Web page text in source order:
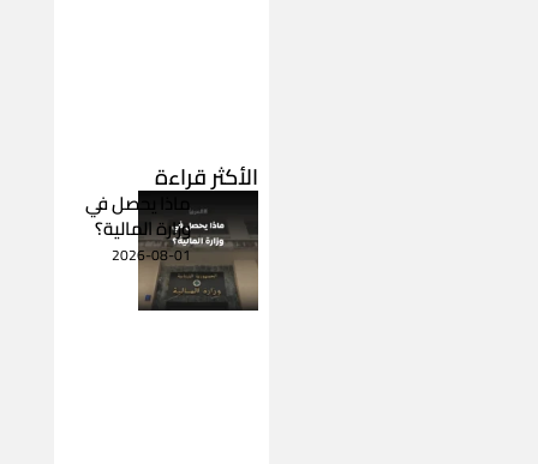
الأكثر قراءة
ماذا يحصل في
وزارة المالية؟
2026-08-01